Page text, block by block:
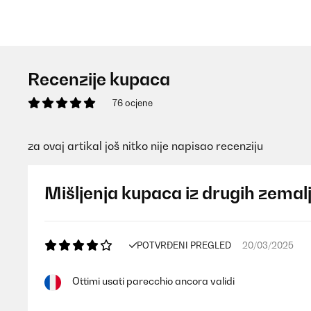
Recenzije kupaca
76 ocjene
za ovaj artikal još nitko nije napisao recenziju
Mišljenja kupaca iz drugih
POTVRĐENI PREGLED 20/03/2025
Ottimi usati parecchio ancora validi